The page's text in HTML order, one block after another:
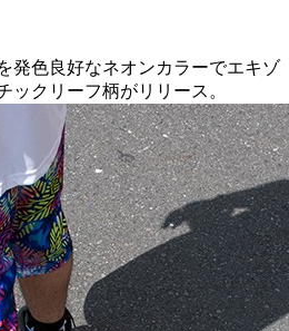
発色良好なネオンカラーでエキゾ
ックリーフ柄がリリース。